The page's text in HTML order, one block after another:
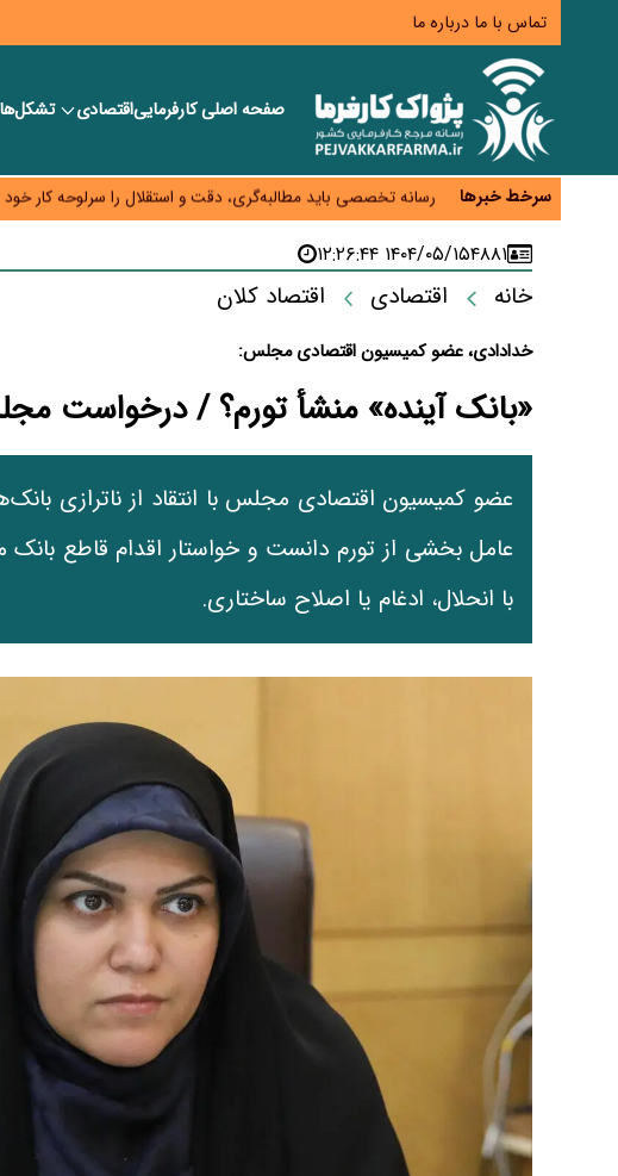
تماس با ما درباره ما
صفحه اصلیکارفرماییاقتصادی تشکل‌ها
سرخط خبرها
هشدار درباره کاهش عرضه مسکن اجاره‌ای؛ دولت واحدهای خود را
رسانه تخصصی باید مطالبه‌گری، دقت و استقلال را سرلوحه کار خود
احراز صلاحیت ۱۹۴۱ مدیر در شرکت‌های وزارت کار انجام نشده است؛ شایسته‌سالاری زیر فشار؟
صادرات محصولات آب‌بر در اوج خشکسالی؛ تراز تجاری به چه قیمتی؟
موبایل گران می‌شود؟ هزینه واردات ۱۰ برابر شد، ثبت سفارش همچنان متوقف است
۴۸۸۱۱۴۰۴/۰۵/۱۵ ۱۲:۲۶:۴۴
خانه اقتصادی اقتصاد کلان
خدادادی، عضو کمیسیون اقتصادی مجلس:
«بانک آینده» منشأ تورم؟ / درخواست
عضو کمیسیون اقتصادی مجلس با انتقاد از ناترازی
عامل بخشی از تورم دانست و خواستار اقدام قاطع
با انحلال، ادغام یا اصلاح ساختاری.